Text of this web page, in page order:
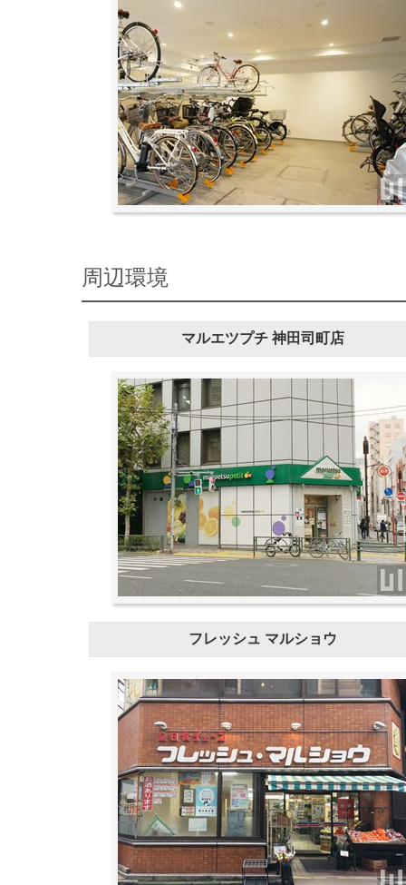
周辺環境
マルエツプチ 神田司町店
フレッシュ マルショウ